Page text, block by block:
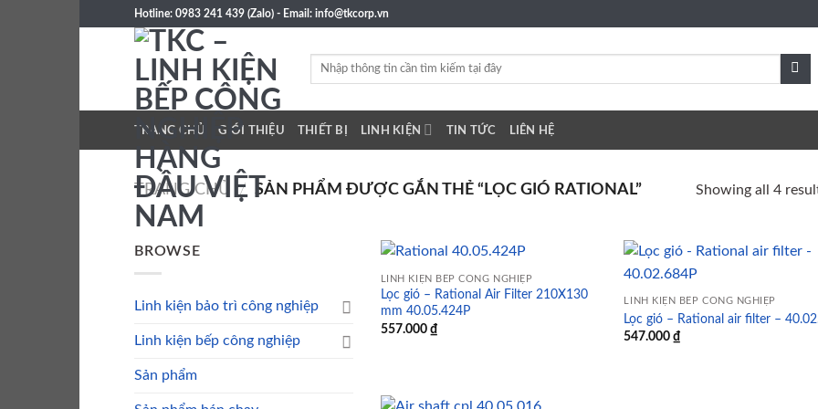
Hotline: 0983 241 439 (Zalo) - Email: info@tkcorp.vn
Tìm
TRANG CHỦ GIỚI THIỆU THIẾT BỊ LINH KIỆN TIN TỨC LIÊN HỆ
TRANG CHỦ / SẢN PHẨM ĐƯỢC GẮN THẺ “LỌC GIÓ RATIONAL” Showing all 4
BROWSE
Linh kiện bảo trì công nghiệp
Linh kiện bếp công nghiệp
Sản phẩm
LINH KIỆN BẾP CÔNG NGHIỆP
Lọc gió – Rational Air Filter 210X130
mm 40.05.424P
557.000 ₫
LINH KIỆN BẾP CÔNG NGHIỆP
Lọc gió – Rational air filter –
547.000₫